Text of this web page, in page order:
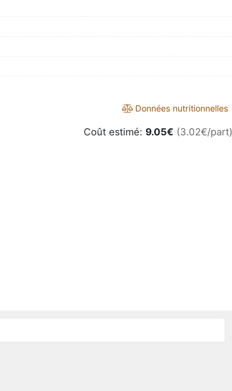
Données nutritionnelles
Coût estimé: 9.05€ (3.02€/part)